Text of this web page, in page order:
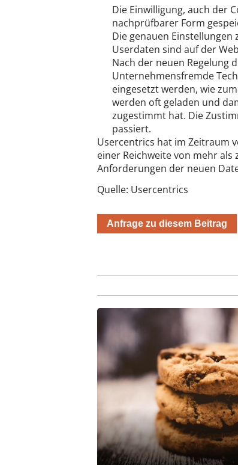
Die Einwilligung, auch der
nachprüfbarer Form
Die genauen
Userdaten sind auf der
Nach der neuen Regelung
Unternehmensfremde
eingesetzt werden, wie
werden oft geladen und
zugestimmt hat. Die
passiert.
Usercentrics hat im Zeitraum
einer Reichweite von mehr
Anforderungen der neuen
Quelle: Usercentrics
Anfrage zu diesem Beitrag